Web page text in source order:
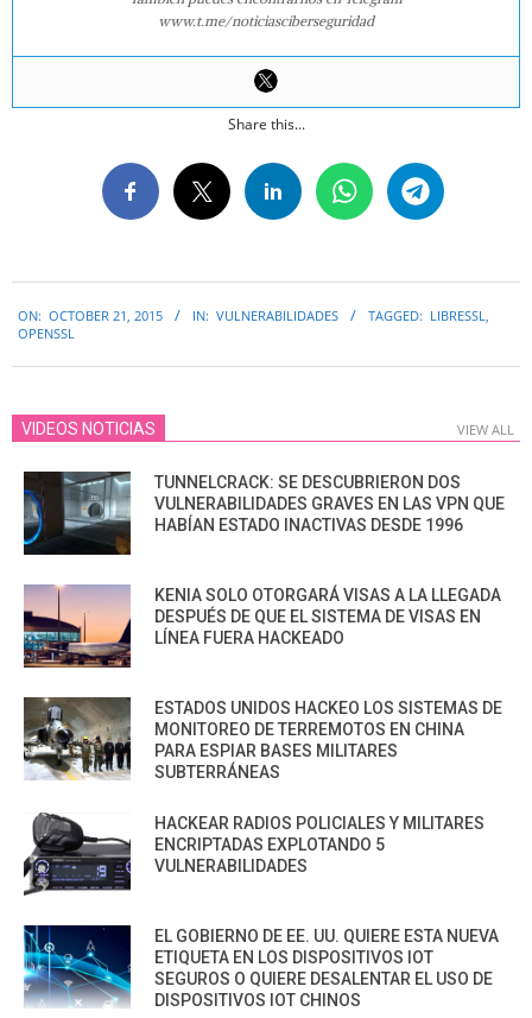
www.t.me/noticiasciberseguridad
Share this...
10-
ON: OCTOBER 21, 2015 IN: VULNERABILIDADES TAGGED: LIBRESSL,
OPENSSL
VIDEOS NOTICIAS VIEW ALL
TUNNELCRACK: SE DESCUBRIERON DOS
VULNERABILIDADES GRAVES EN LAS VPN QUE
HABÍAN ESTADO INACTIVAS DESDE 1996
KENIA SOLO OTORGARÁ VISAS A LA LLEGADA
DESPUÉS DE QUE EL SISTEMA DE VISAS EN
LÍNEA FUERA HACKEADO
ESTADOS UNIDOS HACKEO LOS SISTEMAS DE
MONITOREO DE TERREMOTOS EN CHINA
PARA ESPIAR BASES MILITARES
SUBTERRÁNEAS
HACKEAR RADIOS POLICIALES Y MILITARES
ENCRIPTADAS EXPLOTANDO 5
VULNERABILIDADES
EL GOBIERNO DE EE. UU. QUIERE ESTA NUEVA
ETIQUETA EN LOS DISPOSITIVOS IOT
SEGUROS O QUIERE DESALENTAR EL USO DE
DISPOSITIVOS IOT CHINOS